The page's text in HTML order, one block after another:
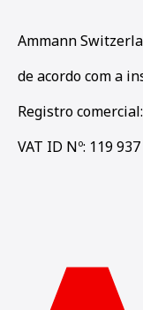
Ammann
de acordo com a
Registro
VAT ID Nº: 119 937